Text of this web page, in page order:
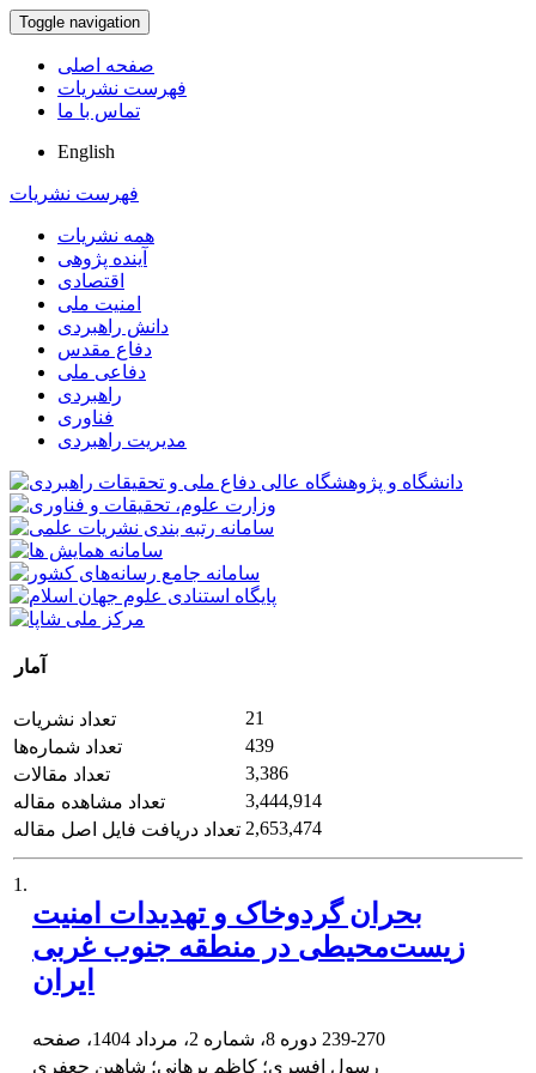
Toggle navigation
صفحه اصلی
فهرست نشریات
تماس با ما
English
فهرست نشریات
همه نشریات
آینده پژوهی
اقتصادی
امنیت ملی
دانش راهبردی
دفاع مقدس
دفاعی ملی
راهبردی
فناوری
مدیریت راهبردی
آمار
تعداد نشریات
21
تعداد شماره‌ها
439
تعداد مقالات
3,386
تعداد مشاهده مقاله
3,444,914
تعداد دریافت فایل اصل مقاله 2,653,474
1.
بحران گردوخاک و تهدیدات امنیت
زیست‌محیطی در منطقه جنوب غربی
ایران
239-270
رسول افسری؛ کاظم برهانی؛ شاهین جعفری